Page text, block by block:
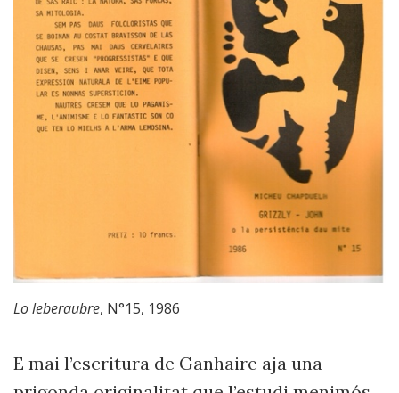
Lo leberaubre, N°15, 1986
E mai l’escritura de Ganhaire aja una